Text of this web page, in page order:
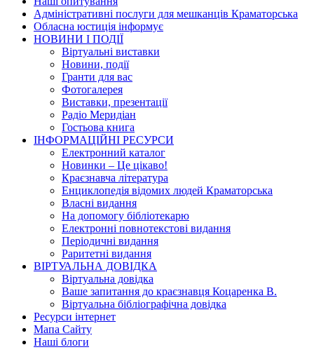
Адміністративні послуги для мешканців Краматорська
Обласна юстиція інформує
НОВИНИ I ПОДIЇ
Вiртуальнi виставки
Новини, подiї
Гранти для вас
Фотогалерея
Виставки, презентації
Радіо Меридіан
Гостьова книга
IНФОРМАЦIЙНI РЕСУРСИ
Електронний каталог
Новинки – Це цiкаво!
Краєзнавча література
Енциклопедія відомих людей Краматорська
Власнi видання
На допомогу бібліотекарю
Електронні повнотекстові видання
Періодичні видання
Раритетні видання
ВIРТУАЛЬНА ДОВIДКА
Вiртуальна довiдка
Ваше запитання до краєзнавця Коцаренка В.
Вiртуальна бiблiографiчна довiдка
Ресурси інтернет
Мапа Сайту
Наші блоги